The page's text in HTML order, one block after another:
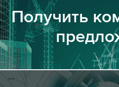
Получить